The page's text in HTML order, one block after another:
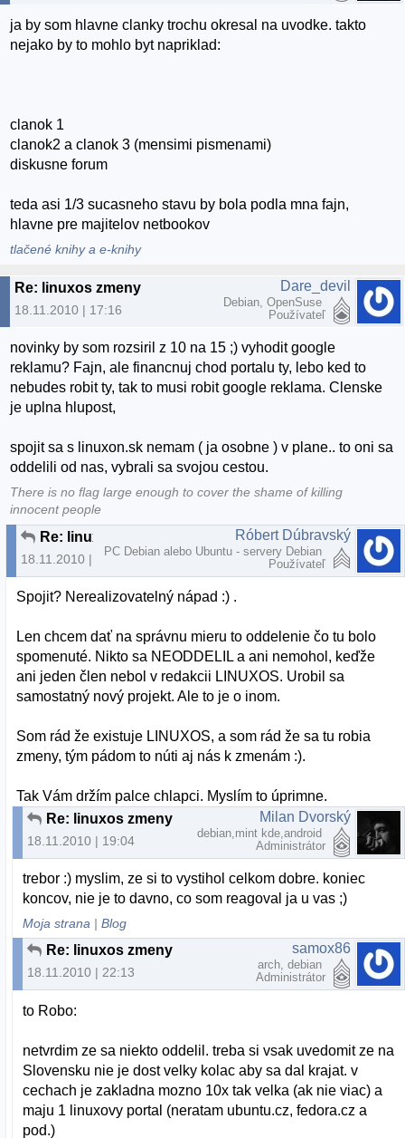
ja by som hlavne clanky trochu okresal na uvodke. takto
nejako by to mohlo byt napriklad:
clanok 1
clanok2 a clanok 3 (mensimi pismenami)
diskusne forum
teda asi 1/3 sucasneho stavu by bola podla mna fajn,
hlavne pre majitelov netbookov
tlačené knihy a e-knihy
Re: linuxos zmeny
18.11.2010 | 17:16
Dare_devil
Debian, OpenSuse
Používateľ
novinky by som rozsiril z 10 na 15 ;) vyhodit google
reklamu? Fajn, ale financnuj chod portalu ty, lebo ked to
nebudes robit ty, tak to musi robit google reklama. Clenske
je uplna hlupost,
spojit sa s linuxon.sk nemam ( ja osobne ) v plane.. to oni sa
oddelili od nas, vybrali sa svojou cestou.
There is no flag large enough to cover the shame of killing
innocent people
Re: linuxos zmeny
18.11.2010 | 17:47
Róbert Dúbravský
PC Debian alebo Ubuntu - servery Debian
Používateľ
Spojit? Nerealizovatelný nápad :) .
Len chcem dať na správnu mieru to oddelenie čo tu bolo
spomenuté. Nikto sa NEODDELIL a ani nemohol, keďže
ani jeden člen nebol v redakcii LINUXOS. Urobil sa
samostatný nový projekt. Ale to je o inom.
Som rád že existuje LINUXOS, a som rád že sa tu robia
zmeny, tým pádom to núti aj nás k zmenám :).
Tak Vám držím palce chlapci. Myslím to úprimne.
Re: linuxos zmeny
18.11.2010 | 19:04
Milan Dvorský
debian,mint kde,android
Administrátor
trebor :) myslim, ze si to vystihol celkom dobre. koniec
koncov, nie je to davno, co som reagoval ja u vas ;)
Moja strana |Blog
Re: linuxos zmeny
18.11.2010 | 22:13
samox86
arch, debian
Administrátor
to Robo:
netvrdim ze sa niekto oddelil. treba si vsak uvedomit ze na
Slovensku nie je dost velky kolac aby sa dal krajat. v
cechach je zakladna mozno 10x tak velka (ak nie viac) a
maju 1 linuxovy portal (neratam ubuntu.cz, fedora.cz a
pod.)